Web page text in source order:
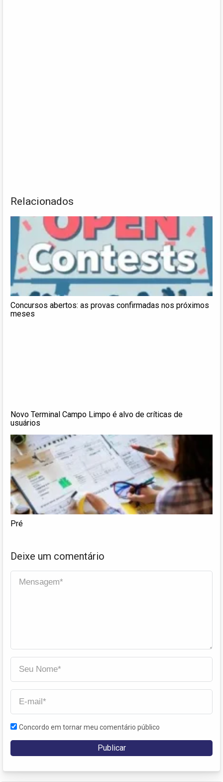
Relacionados
Concursos abertos: as provas confirmadas nos próximos
meses
Novo Terminal Campo Limpo é alvo de críticas de
usuários
Pré
Deixe um comentário
Concordo em tornar meu comentário público